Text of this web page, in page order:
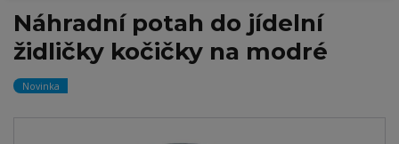
Náhradní potah do jídelní
židličky kočičky na modré
Novinka